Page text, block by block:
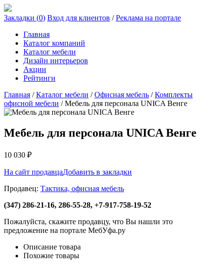
Закладки (0) Вход для клиентов /Реклама на портале
Главная
Каталог компаний
Каталог мебели
Дизайн интерьеров
Акции
Рейтинги
Главная /Каталог мебели /Офисная мебель /Комплекты
офисной мебели /Мебель для персонала UNICA Венге
Мебель для персонала UNICA Венге
10 030 ₽
На сайт продавцаДобавить в закладки
Продавец: Тактика, офисная мебель
(347) 286-21-16, 286-55-28, +7-917-758-19-52
Пожалуйста, скажите продавцу, что Вы нашли это
предложение на портале МебУфа.ру
Описание товара
Похожие товары